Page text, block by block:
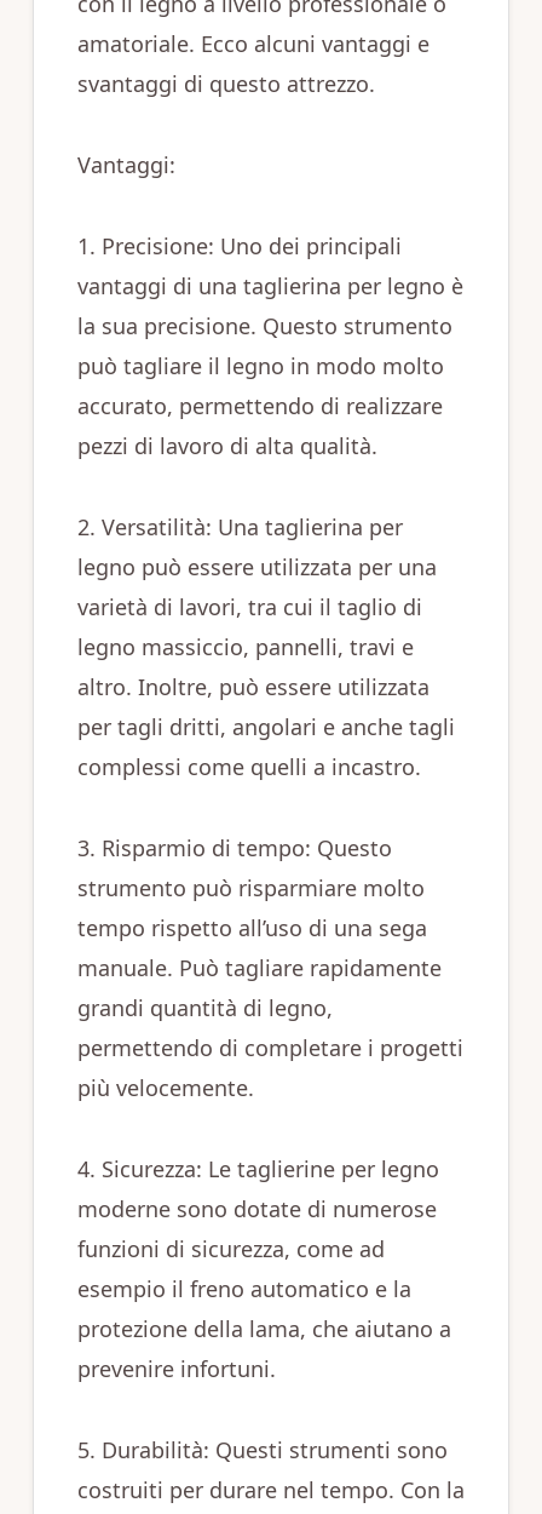
amatoriale. Ecco alcuni vantaggi e
svantaggi di questo attrezzo.
Vantaggi:
1. Precisione: Uno dei principali
vantaggi di una taglierina per legno è
la sua precisione. Questo strumento
può tagliare il legno in modo molto
accurato, permettendo di realizzare
pezzi di lavoro di alta qualità.
2. Versatilità: Una taglierina per
legno può essere utilizzata per una
varietà di lavori, tra cui il taglio di
legno massiccio, pannelli, travi e
altro. Inoltre, può essere utilizzata
per tagli dritti, angolari e anche tagli
complessi come quelli a incastro.
3. Risparmio di tempo: Questo
strumento può risparmiare molto
tempo rispetto all’uso di una sega
manuale. Può tagliare rapidamente
grandi quantità di legno,
permettendo di completare i progetti
più velocemente.
4. Sicurezza: Le taglierine per legno
moderne sono dotate di numerose
funzioni di sicurezza, come ad
esempio il freno automatico e la
protezione della lama, che aiutano a
prevenire infortuni.
5. Durabilità: Questi strumenti sono
costruiti per durare nel tempo. Con la